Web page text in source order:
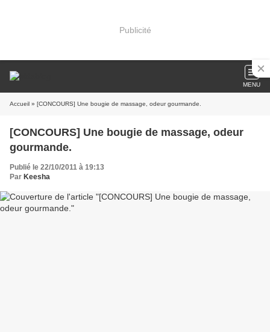
Publicité
MENU
Accueil » [CONCOURS] Une bougie de massage, odeur gourmande.
[CONCOURS] Une bougie de massage, odeur
gourmande.
Publié le 22/10/2011 à 19:13
Par Keesha